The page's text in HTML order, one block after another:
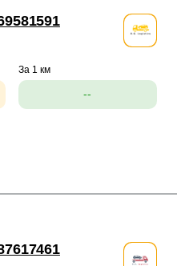
За 1 км
--